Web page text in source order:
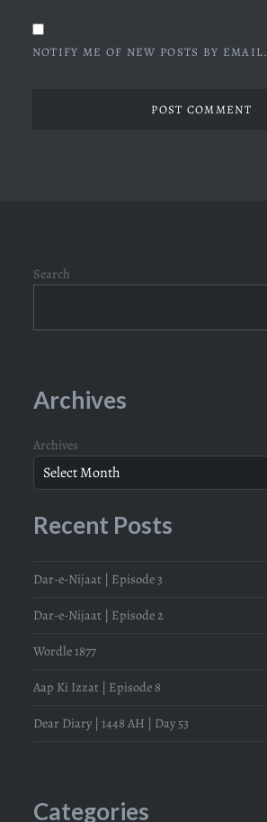
NOTIFY ME OF NEW POSTS BY EMAIL.
Search
Archives
Archives
Recent Posts
Dar-e-Nijaat | Episode 3
Dar-e-Nijaat | Episode 2
Wordle 1877
Aap Ki Izzat | Episode 8
Dear Diary | 1448 AH | Day 53
Categories